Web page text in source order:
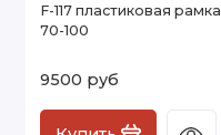
F-117 пластиковая рамка
70-100
9500 руб